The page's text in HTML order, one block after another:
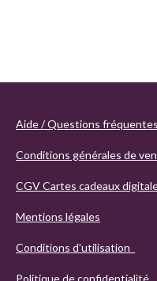
Aide / Questions fréquentes
Conditions générales de
CGV Cartes cadeaux
Mentions légales
Conditions d'utilisation
Politique de confidentialité